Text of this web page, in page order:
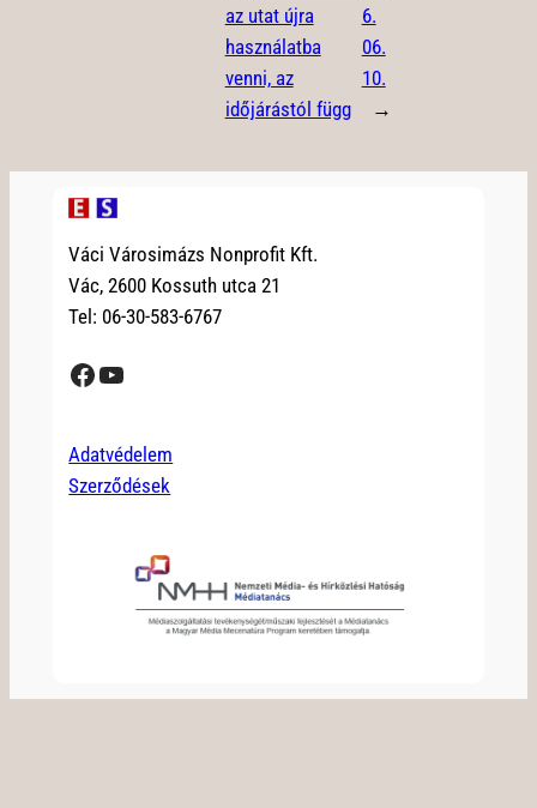
az utat újra
használatba
venni, az
időjárástól függ
6.
06.
10.
→
Váci Városimázs Nonprofit Kft.
Vác, 2600 Kossuth utca 21
Tel: 06-30-583-6767
Facebook YouTube
Adatvédelem
Szerződések